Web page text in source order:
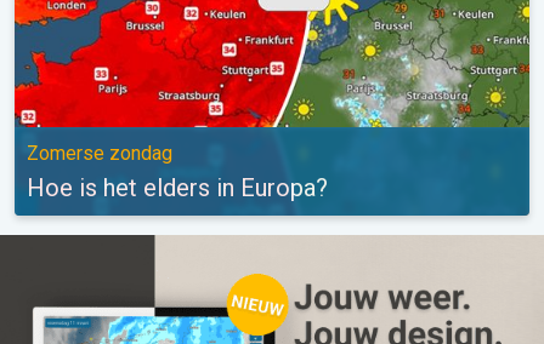
Zomerse zondag
Hoe is het elders in Europa?